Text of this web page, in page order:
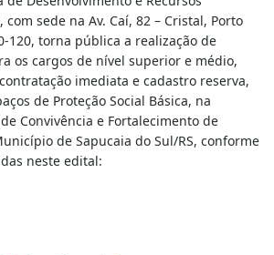
com sede na Av. Caí, 82 – Cristal, Porto
120, torna pública a realização de
os cargos de nível superior e médio,
imediata e cadastro reserva,
de Proteção Social Básica, na
Convivência e Fortalecimento de
de Sapucaia do Sul/RS, conforme
neste edital: